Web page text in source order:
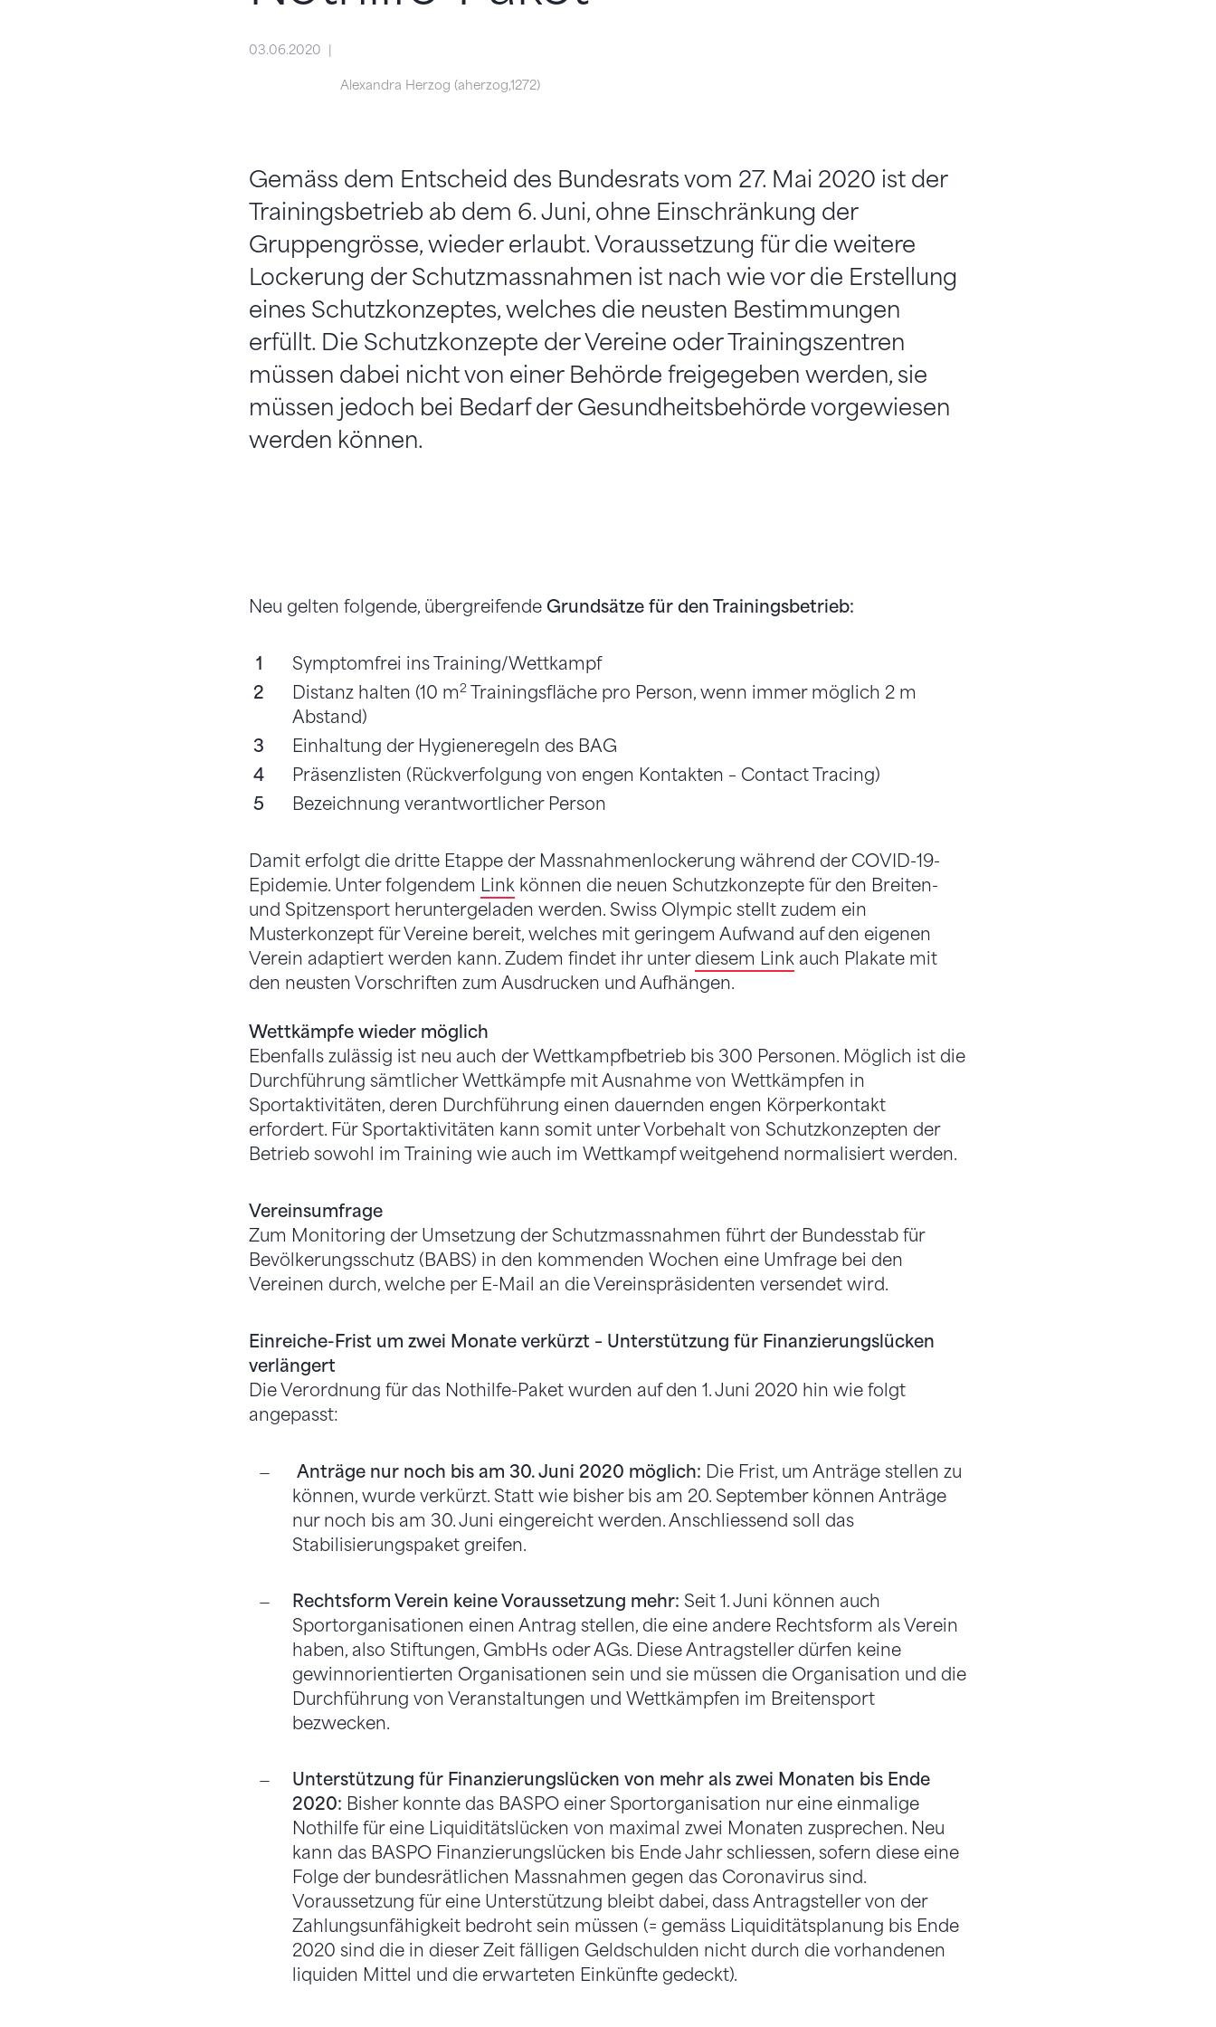
03.06.2020
Alexandra Herzog (aherzog,1272)
Gemäss dem Entscheid des Bundesrats vom 27. Mai 2020 ist der
Trainingsbetrieb ab dem 6. Juni, ohne Einschränkung der
Gruppengrösse, wieder erlaubt. Voraussetzung für die weitere
Lockerung der Schutzmassnahmen ist nach wie vor die Erstellung
eines Schutzkonzeptes, welches die neusten Bestimmungen
erfüllt. Die Schutzkonzepte der Vereine oder Trainingszentren
müssen dabei nicht von einer Behörde freigegeben werden, sie
müssen jedoch bei Bedarf der Gesundheitsbehörde vorgewiesen
werden können.
Neu gelten folgende, übergreifende Grundsätze für den Trainingsbetrieb:
Symptomfrei ins Training/Wettkampf
Distanz halten (10 m2 Trainingsfläche pro Person, wenn immer möglich 2 m
Abstand)
Einhaltung der Hygieneregeln des BAG
Präsenzlisten (Rückverfolgung von engen Kontakten – Contact Tracing)
Bezeichnung verantwortlicher Person
Damit erfolgt die dritte Etappe der Massnahmenlockerung während der COVID-19-
Epidemie. Unter folgendem Linkkönnen die neuen Schutzkonzepte für den Breiten-
und Spitzensport heruntergeladen werden. Swiss Olympic stellt zudem ein
Musterkonzept für Vereine bereit, welches mit geringem Aufwand auf den eigenen
Verein adaptiert werden kann. Zudem findet ihr unter diesem Linkauch Plakate mit
den neusten Vorschriften zum Ausdrucken und Aufhängen.
Wettkämpfe wieder möglich
Ebenfalls zulässig ist neu auch der Wettkampfbetrieb bis 300 Personen. Möglich ist die
Durchführung sämtlicher Wettkämpfe mit Ausnahme von Wettkämpfen in
Sportaktivitäten, deren Durchführung einen dauernden engen Körperkontakt
erfordert. Für Sportaktivitäten kann somit unter Vorbehalt von Schutzkonzepten der
Betrieb sowohl im Training wie auch im Wettkampf weitgehend normalisiert werden.
Vereinsumfrage
Zum Monitoring der Umsetzung der Schutzmassnahmen führt der Bundesstab für
Bevölkerungsschutz (BABS) in den kommenden Wochen eine Umfrage bei den
Vereinen durch, welche per E-Mail an die Vereinspräsidenten versendet wird.
Einreiche-Frist um zwei Monate verkürzt – Unterstützung für Finanzierungslücken
verlängert
Die Verordnung für das Nothilfe-Paket wurden auf den 1. Juni 2020 hin wie folgt
angepasst:
Anträge nur noch bis am 30. Juni 2020 möglich: Die Frist, um Anträge stellen zu
können, wurde verkürzt. Statt wie bisher bis am 20. September können Anträge
nur noch bis am 30. Juni eingereicht werden. Anschliessend soll das
Stabilisierungspaket greifen.
Rechtsform Verein keine Voraussetzung mehr: Seit 1. Juni können auch
Sportorganisationen einen Antrag stellen, die eine andere Rechtsform als Verein
haben, also Stiftungen, GmbHs oder AGs. Diese Antragsteller dürfen keine
gewinnorientierten Organisationen sein und sie müssen die Organisation und die
Durchführung von Veranstaltungen und Wettkämpfen im Breitensport
bezwecken.
Unterstützung für Finanzierungslücken von mehr als zwei Monaten bis Ende
2020: Bisher konnte das BASPO einer Sportorganisation nur eine einmalige
Nothilfe für eine Liquiditätslücken von maximal zwei Monaten zusprechen. Neu
kann das BASPO Finanzierungslücken bis Ende Jahr schliessen, sofern diese eine
Folge der bundesrätlichen Massnahmen gegen das Coronavirus sind.
Voraussetzung für eine Unterstützung bleibt dabei, dass Antragsteller von der
Zahlungsunfähigkeit bedroht sein müssen (= gemäss Liquiditätsplanung bis Ende
2020 sind die in dieser Zeit fälligen Geldschulden nicht durch die vorhandenen
liquiden Mittel und die erwarteten Einkünfte gedeckt).